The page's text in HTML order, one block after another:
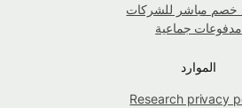
مباشر للشركات
جماعية
الموارد
Research